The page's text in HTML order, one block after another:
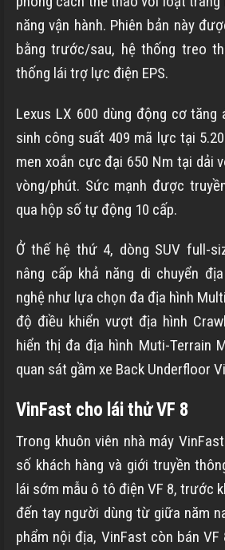
năng vận hành. Phiên bản này
bằng trước/sau, hệ thống treo
thống lái trợ lực điện EPS.
Lexus LX 600 dùng động cơ tăng
sinh công suất 409 mã lực tại
men xoắn cực đại 650 Nm tại dải
vòng/phút. Sức mạnh được
qua hộp số tự động 10 cấp.
Ở thế hệ thứ 4, dòng SUV full-
nâng cấp khả năng di chuyển
nghệ như lựa chọn đa địa hình
độ điều khiển vượt địa hình
hiển thị đa địa hình Muti-Terrain
quan sát gầm xe Back Underfloor
VinFast cho lái thử VF 8
Trong khuôn viên nhà máy
số khách hàng và giới truyền
lái sớm mẫu ô tô điện VF 8, trước
đến tay người dùng từ giữa năm
phẩm nội địa, VinFast còn bán VF